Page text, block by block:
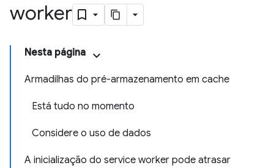
worker
Nesta página
Armadilhas do pré-armazenamento em cache
Está tudo no momento
Considere o uso de dados
A inicialização do service worker pode atrasar